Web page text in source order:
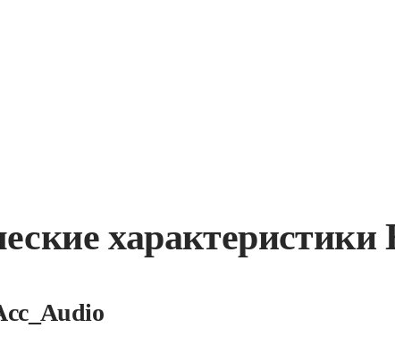
характеристики